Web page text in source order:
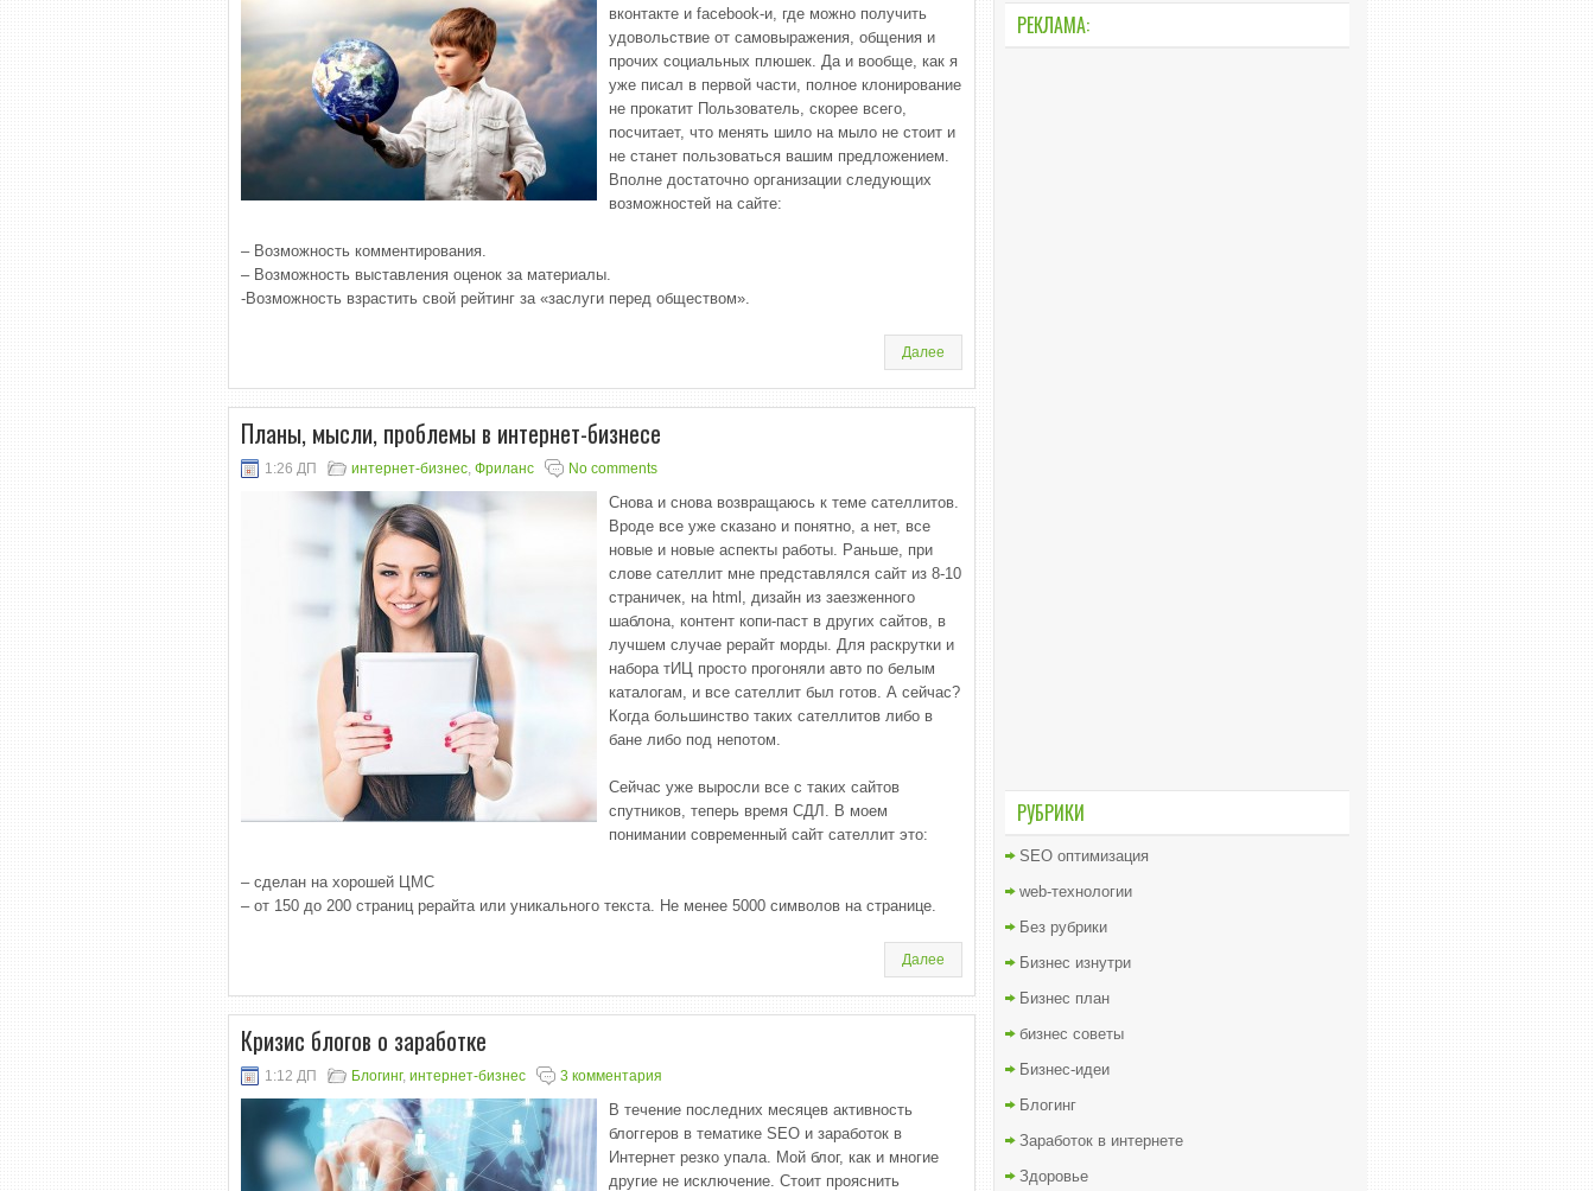
вконтакте и facebook-и, где можно получить
удовольствие от самовыражения, общения и
прочих социальных плюшек. Да и вообще, как я
уже писал в первой части, полное клонирование
не прокатит Пользователь, скорее всего,
посчитает, что менять шило на мыло не стоит и
не станет пользоваться вашим предложением.
Вполне достаточно организации следующих
возможностей на сайте:
– Возможность комментирования.
– Возможность выставления оценок за материалы.
-Возможность взрастить свой рейтинг за «заслуги перед обществом».
Далее
Планы, мысли, проблемы в интернет-бизнесе
1:26 ДП интернет-бизнес, Фриланс No comments
Снова и снова возвращаюсь к теме сателлитов.
Вроде все уже сказано и понятно, а нет, все
новые и новые аспекты работы. Раньше, при
слове сателлит мне представлялся сайт из 8-10
страничек, на html, дизайн из заезженного
шаблона, контент копи-паст в других сайтов, в
лучшем случае рерайт морды. Для раскрутки и
набора тИЦ просто прогоняли авто по белым
каталогам, и все сателлит был готов. А сейчас?
Когда большинство таких сателлитов либо в
бане либо под непотом.
Сейчас уже выросли все с таких сайтов
спутников, теперь время СДЛ. В моем
понимании современный сайт сателлит это:
– сделан на хорошей ЦМС
– от 150 до 200 страниц рерайта или уникального текста. Не менее 5000 символов на странице.
Далее
Кризис блогов о заработке
1:12 ДП Блогинг, интернет-бизнес 3 комментария
В течение последних месяцев активность
блоггеров в тематике SEO и заработок в
Интернет резко упала. Мой блог, как и многие
другие не исключение. Стоит прояснить
РЕКЛАМА:
РУБРИКИ
SEO оптимизация
web-технологии
Без рубрики
Бизнес изнутри
Бизнес план
бизнес советы
Бизнес-идеи
Блогинг
Заработок в интернете
Здоровье